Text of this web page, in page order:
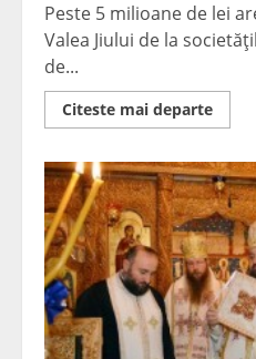
Peste 5 milioane de lei
Valea Jiului de la
de...
Citeste mai departeRead
more
de
lei,
de
la
trei
firme
topul